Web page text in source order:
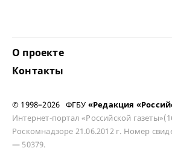
О проекте
Контакты
© 1998–2026 ФГБУ «Редакция
Интернет-портал «Российской
Роскомнадзоре 21.06.2012 г. Номер
— 50379.